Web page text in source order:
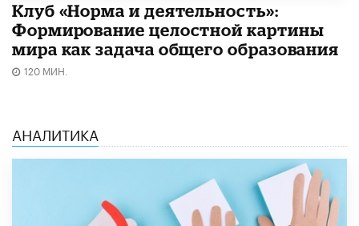
Клуб «Норма и деятельность»:
Формирование целостной картины
мира как задача общего образования
120 МИН.
АНАЛИТИКА